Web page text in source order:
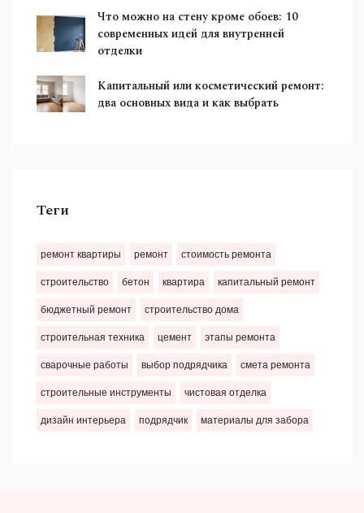
Что можно на стену кроме обоев: 10
современных идей для внутренней
отделки
Капитальный или косметический ремонт:
два основных вида и как выбрать
Теги
ремонт квартиры ремонт стоимость ремонта
строительство бетон квартира капитальный ремонт
бюджетный ремонт строительство дома
строительная техника цемент этапы ремонта
сварочные работы выбор подрядчика смета ремонта
строительные инструменты чистовая отделка
дизайн интерьера подрядчик материалы для забора